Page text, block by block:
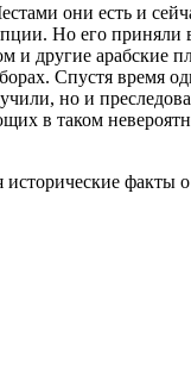
они есть и
Но его
и другие арабские
Спустя время
но и
в таком
факты